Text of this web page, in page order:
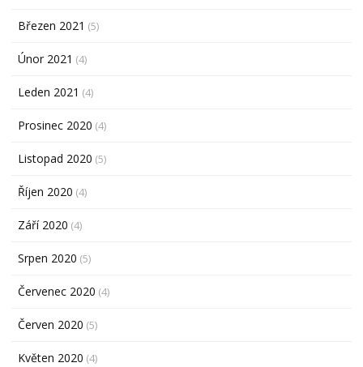
Březen 2021 (5)
Únor 2021 (4)
Leden 2021 (4)
Prosinec 2020 (4)
Listopad 2020 (5)
Říjen 2020 (4)
Září 2020 (4)
Srpen 2020 (5)
Červenec 2020 (4)
Červen 2020 (5)
Květen 2020 (4)